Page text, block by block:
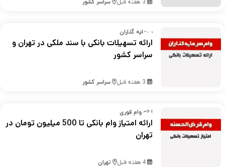
سرمایه گذاران
ارائه تسهیلات بانکی با سند ملکی در تهران و
سراسر کشور
3 هفته قبل سراسر کشور
ارائه وام فوری
ارائه امتیاز وام بانکی تا 500 میلیون تومان در
تهران
4 هفته قبل تهران